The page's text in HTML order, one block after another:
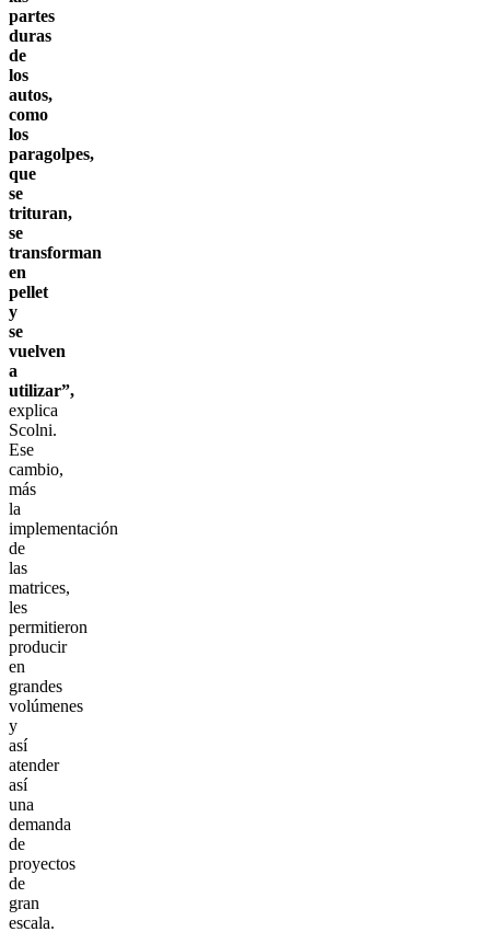
partes
duras
de
los
autos,
como
los
paragolpes,
que
se
trituran,
se
transforman
en
pellet
y
se
vuelven
a
utilizar”,
explica
Scolni.
Ese
cambio,
más
la
implementación
de
las
matrices,
les
permitieron
producir
en
grandes
volúmenes
y
así
atender
así
una
demanda
de
proyectos
de
gran
escala.